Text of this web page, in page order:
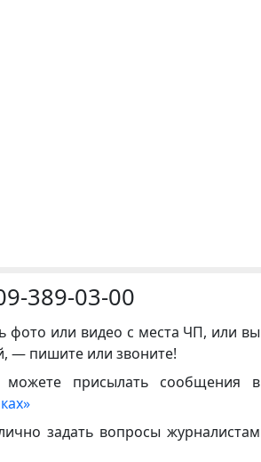
389-03-00
фото или видео с места ЧП, или вы
— пишите или звоните!
присылать сообщения в
задать вопросы журналистам